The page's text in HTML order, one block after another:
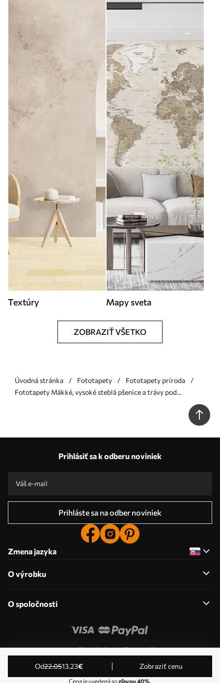
od22.0513.23€ Zobraziť cenu
Cena je uvedená sozľavou 40%.
Textúry Mapy sveta
ZOBRAZIŤ VŠETKO
Úvodná stránka Fototapety
Fototapety príroda
Fototapety Mäkké, vysoké steblá pšenice a trávy pod
Prihlásiť sa k odberu noviniek
Prihláste sa na odber noviniek
Zmena jazyka
O výrobku
O spoločnosti
Upraviť povolenia pre súbory cookie
© 2011-2026 Uwalls . Všetky práva vyhradené. Prevádzkuje
KLW Sp. z o.o. IČ DPH: PL9223057591.